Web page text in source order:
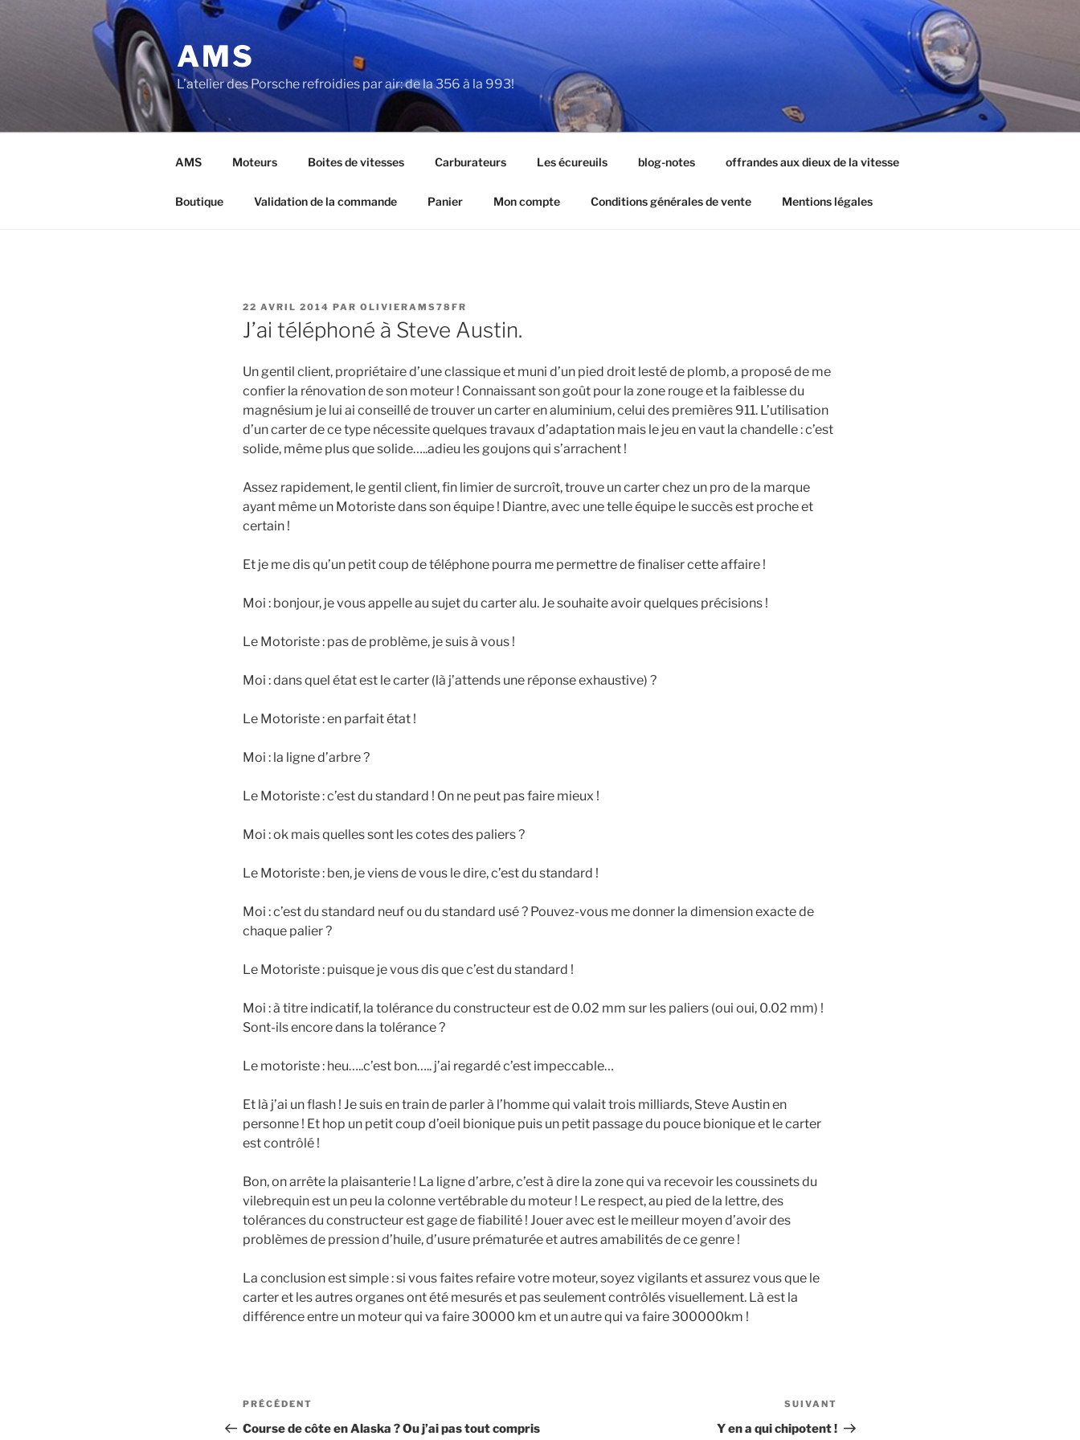
AMS
L’atelier des Porsche refroidies par air: de la 356 à la 993!
AMS Moteurs Boites de vitesses Carburateurs Les écureuils blog-notes offrandes aux dieux de la vitesse
Boutique Validation de la commande Panier Mon compte Conditions générales de vente Mentions légales
PUBLIÉ
LE
22 AVRIL 2014 PAR OLIVIERAMS78FR
J’ai téléphoné à Steve Austin.
Un gentil client, propriétaire d’une classique et muni d’un pied droit lesté de plomb, a proposé de me
confier la rénovation de son moteur ! Connaissant son goût pour la zone rouge et la faiblesse du
magnésium je lui ai conseillé de trouver un carter en aluminium, celui des premières 911. L’utilisation
d’un carter de ce type nécessite quelques travaux d’adaptation mais le jeu en vaut la chandelle : c’est
solide, même plus que solide…..adieu les goujons qui s’arrachent !
Assez rapidement, le gentil client, fin limier de surcroît, trouve un carter chez un pro de la marque
ayant même un Motoriste dans son équipe ! Diantre, avec une telle équipe le succès est proche et
certain !
Et je me dis qu’un petit coup de téléphone pourra me permettre de finaliser cette affaire !
Moi : bonjour, je vous appelle au sujet du carter alu. Je souhaite avoir quelques précisions !
Le Motoriste : pas de problème, je suis à vous !
Moi : dans quel état est le carter (là j’attends une réponse exhaustive) ?
Le Motoriste : en parfait état !
Moi : la ligne d’arbre ?
Le Motoriste : c’est du standard ! On ne peut pas faire mieux !
Moi : ok mais quelles sont les cotes des paliers ?
Le Motoriste : ben, je viens de vous le dire, c’est du standard !
Moi : c’est du standard neuf ou du standard usé ? Pouvez-vous me donner la dimension exacte de
chaque palier ?
Le Motoriste : puisque je vous dis que c’est du standard !
Moi : à titre indicatif, la tolérance du constructeur est de 0.02 mm sur les paliers (oui oui, 0.02 mm) !
Sont-ils encore dans la tolérance ?
Le motoriste : heu…..c’est bon….. j’ai regardé c’est impeccable…
Et là j’ai un flash ! Je suis en train de parler à l’homme qui valait trois milliards, Steve Austin en
personne ! Et hop un petit coup d’oeil bionique puis un petit passage du pouce bionique et le carter
est contrôlé !
Bon, on arrête la plaisanterie ! La ligne d’arbre, c’est à dire la zone qui va recevoir les coussinets du
vilebrequin est un peu la colonne vertébrable du moteur ! Le respect, au pied de la lettre, des
tolérances du constructeur est gage de fiabilité ! Jouer avec est le meilleur moyen d’avoir des
problèmes de pression d’huile, d’usure prématurée et autres amabilités de ce genre !
La conclusion est simple : si vous faites refaire votre moteur, soyez vigilants et assurez vous que le
carter et les autres organes ont été mesurés et pas seulement contrôlés visuellement. Là est la
différence entre un moteur qui va faire 30000 km et un autre qui va faire 300000km !
Navigation
de
Article
précédent
PRÉCÉDENT
Course de côte en Alaska ? Ou j’ai pas tout compris
suivant
SUIVANT
Y en a qui chipotent !